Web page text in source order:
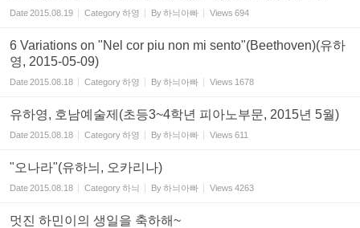
Date2015.08.19 Category하영 By하늬아빠 Views 694
6 Variations on "Nel cor piu non mi sento"(Beethoven)(유하
영, 2015-05-09)
Date2015.08.18 Category하영 By하늬아빠 Views 1678
유하영, 호남예술제(초등3~4학년 피아노부문, 2015년 5월)
Date2015.08.18 Category하영 By하늬아빠 Views 611
"오나라"(유하늬, 오카리나)
Date2015.08.18 Category하늬 By하늬아빠 Views 4263
멋진 하민이의 생일을 축하해~